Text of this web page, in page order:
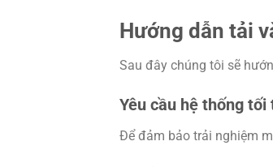
Hướng dẫn tải
Sau đây chúng tôi sẽ
Yêu cầu hệ thống
Để đảm bảo trải nghiệm